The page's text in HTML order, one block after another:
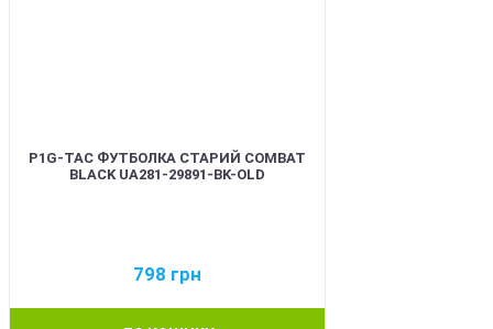
P1G-TAC ФУТБОЛКА СТАРИЙ COMBAT
BLACK UA281-29891-BK-OLD
798 грн